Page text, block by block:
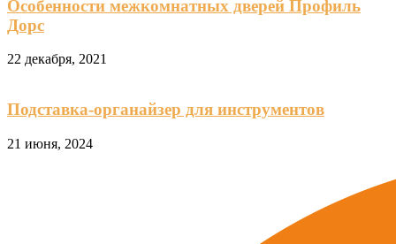
Особенности межкомнатных дверей Профиль
Дорс
22 декабря, 2021
Подставка-органайзер для инструментов
21 июня, 2024